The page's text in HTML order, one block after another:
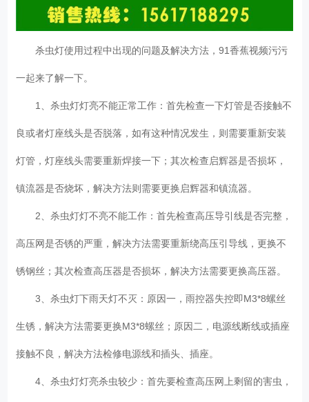
杀虫灯使用过程中出现的问题及解决方法，91香蕉视频污污
一起来了解一下。
1、杀虫灯灯亮不能正常工作：首先检查一下灯管是否接触不
良或者灯座线头是否脱落，如有这种情况发生，则需要重新安装
灯管，灯座线头需要重新焊接一下；其次检查启辉器是否损坏，
镇流器是否烧坏，解决方法则需要更换启辉器和镇流器。
2、杀虫灯灯不亮不能工作：首先检查高压导引线是否完整，
高压网是否锈的严重，解决方法需要重新绕高压引导线，更换不
锈钢丝；其次检查高压器是否损坏，解决方法需要更换高压器。
3、杀虫灯下雨天灯不灭：原因一，雨控器失控即M3*8螺丝
生锈，解决方法需要更换M3*8螺丝；原因二，电源线断线或插座
接触不良，解决方法检修电源线和插头、插座。
4、杀虫灯灯亮杀虫较少：首先要检查高压网上剩留的害虫，